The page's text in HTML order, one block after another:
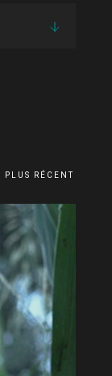
PLUS RÉCENT